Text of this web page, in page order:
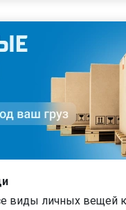
виды личных вещей